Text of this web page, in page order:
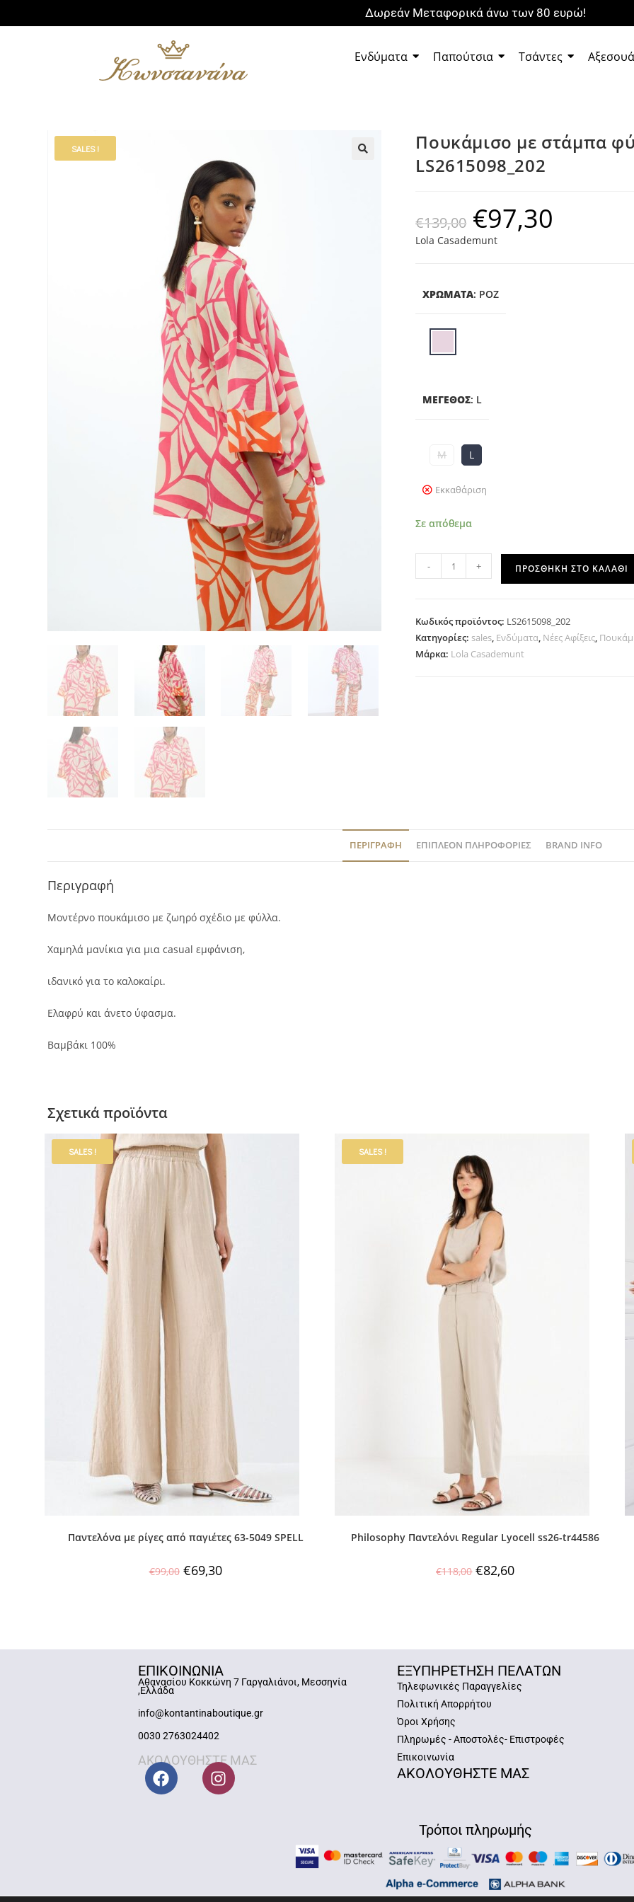
Δωρεάν Μεταφορικά άνω των 80 ευρώ!
Ενδύματα Παπούτσια Τσάντες
SALES !
Πουκάμισο με στάμπα
LS2615098_202
€139,00 €97,30
Lola Casademunt
ΧΡΩΜΑΤΑ: ΡΟΖ
ΜΈΓΕΘΟΣ: L
M L
Εκκαθάριση
Σε απόθεμα
- + ΠΡΟΣΘΉΚΗ ΣΤΟ ΚΑΛΆΘΙ
Κωδικός προϊόντος: LS2615098_202
Κατηγορίες: sales, Ενδύματα, Νέες Αφίξεις,
Μάρκα: Lola Casademunt
ΠΕΡΙΓΡΑΦΉ ΕΠΙΠΛΈΟΝ ΠΛΗΡΟΦΟΡΊΕΣ BRAND INFO
Περιγραφή
Μοντέρνο πουκάμισο με ζωηρό σχέδιο με φύλλα.
Χαμηλά μανίκια για μια casual εμφάνιση,
ιδανικό για το καλοκαίρι.
Ελαφρύ και άνετο ύφασμα.
Βαμβάκι 100%
Σχετικά προϊόντα
SALES !
Παντελόνα με ρίγες από παγιέτες 63-5049 SPELL
€99,00 €69,30
SALES !
Philosophy Παντελόνι Regular Lyocell ss26-tr44586
€118,00 €82,60
ΕΠΙΚΟΙΝΩΝΙΑ
Αθανασίου Κοκκώνη 7 Γαργαλιάνοι, Μεσσηνία
,Ελλάδα
info@kontantinaboutique.gr
0030 2763024402
ΑΚΟΛΟΥΘΗΣΤΕ ΜΑΣ
ΕΞΥΠΗΡΕΤΗΣΗ ΠΕΛΑΤΩΝ
Τηλεφωνικές Παραγγελίες
Πολιτική Απορρήτου
Όροι Χρήσης
Πληρωμές - Αποστολές- Επιστροφές
Επικοινωνία
ΑΚΟΛΟΥΘΗΣΤΕ ΜΑΣ
Τρόποι πληρωμής